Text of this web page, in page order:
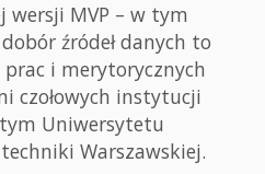
wersji MVP – w tym
źródeł danych to
i merytorycznych
czołowych instytucji
Uniwersytetu
Warszawskiej.